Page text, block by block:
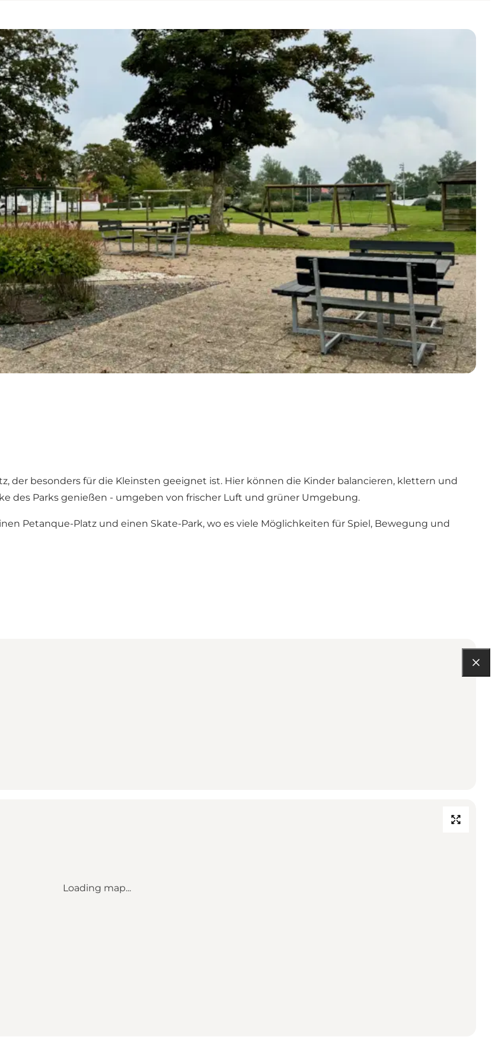
der besonders für die Kleinsten geeignet ist. Hier können die Kinder balancieren, klettern und
des Parks genießen - umgeben von frischer Luft und grüner Umgebung.
Petanque-Platz und einen Skate-Park, wo es viele Möglichkeiten für Spiel, Bewegung und
Loading map...